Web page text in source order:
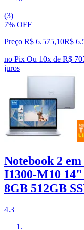
(3)
7% OFF
Preço R$ 6.575,10R$
no Pix Ou 10x de R$
juros
Notebook 2
I1300-M10
8GB 512GB
4.3